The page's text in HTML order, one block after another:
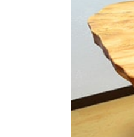
コーディネート集
メンテナンス方法